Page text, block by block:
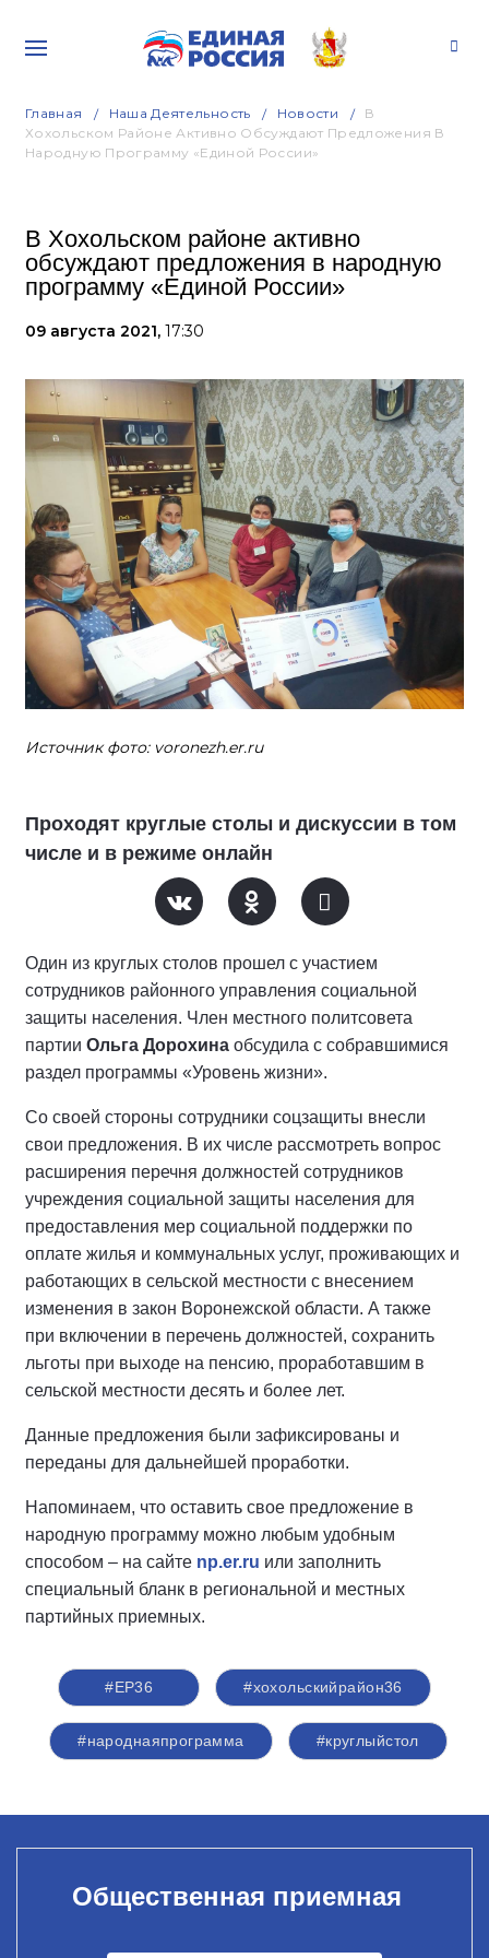
Главная Наша Деятельность Новости
В
Хохольском Районе Активно Обсуждают Предложения В
Народную Программу «Единой России»
В Хохольском районе активно
обсуждают предложения в народную
программу «Единой России»
09 августа 2021, 17:30
Источник фото: voronezh.er.ru
Проходят круглые столы и дискуссии в том
числе и в режиме онлайн
Один из круглых столов прошел с участием
сотрудников районного управления социальной
защиты населения. Член местного политсовета
партии Ольга Дорохина обсудила с собравшимися
раздел программы «Уровень жизни».
Со своей стороны сотрудники соцзащиты внесли
свои предложения. В их числе рассмотреть вопрос
расширения перечня должностей сотрудников
учреждения социальной защиты населения для
предоставления мер социальной поддержки по
оплате жилья и коммунальных услуг, проживающих и
работающих в сельской местности с внесением
изменения в закон Воронежской области. А также
при включении в перечень должностей, сохранить
льготы при выходе на пенсию, проработавшим в
сельской местности десять и более лет.
Данные предложения были зафиксированы и
переданы для дальнейшей проработки.
Напоминаем, что оставить свое предложение в
народную программу можно любым удобным
способом – на сайте np.er.ru или заполнить
специальный бланк в региональной и местных
партийных приемных.
#ЕР36 #хохольскийрайон36
#народнаяпрограмма #круглыйстол
Общественная приемная